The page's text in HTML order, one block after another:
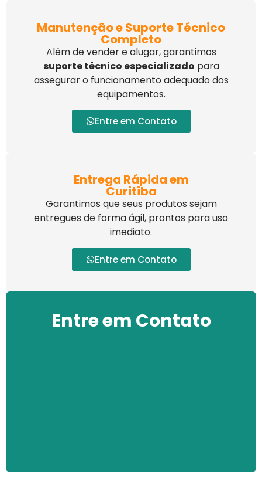
Manutenção e Suporte Técnico
Completo
Além de vender e alugar, garantimos
suporte técnico especializado para
assegurar o funcionamento adequado dos
equipamentos.
Entre em Contato
Entrega Rápida em
Curitiba
Garantimos que seus produtos sejam
entregues de forma ágil, prontos para uso
imediato.
Entre em Contato
Entre em Contato